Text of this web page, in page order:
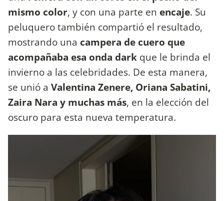
mismo color, y con una parte en encaje. Su
peluquero también compartió el resultado,
mostrando una campera de cuero que
acompañaba esa onda dark que le brinda el
invierno a las celebridades. De esta manera,
se unió a Valentina Zenere, Oriana Sabatini,
Zaira Nara y muchas más, en la elección del
oscuro para esta nueva temperatura.